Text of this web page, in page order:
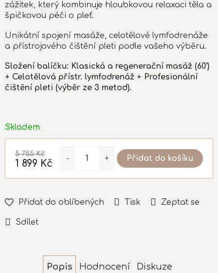
Skladem
zážitek, který kombinuje hloubkovou relaxaci těla a
špičkovou péči o pleť.
Unikátní spojení masáže, celotělové lymfodrenáže
a přístrojového čištění pleti podle vašeho výběru.
Složení balíčku: Klasická a regenerační masáž (60')
+ Celotělová přístr. lymfodrenáž + Profesionální
čištění pleti (výběr ze 3 metod).
Přidat do oblíbených Tisk Zeptat se
Sdílet
5 755 Kč
1 899 Kč Přidat do košíku
Popis Hodnocení Diskuze